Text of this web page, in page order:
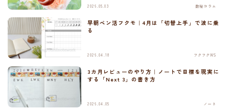
2026.05.03 数秘コラム
早朝ペン活フクモ｜4月は「切替上手」で波に乗
る
2026.04.18 フクフクWS
3カ月レビューのやり方｜ノートで目標を現実に
する「Next 3」の書き方
2026.04.05 ノート